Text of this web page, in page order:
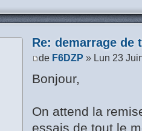
Re: demarrage de
de F6DZP » Lun 23
Bonjour,
On attend la
essais de tout le